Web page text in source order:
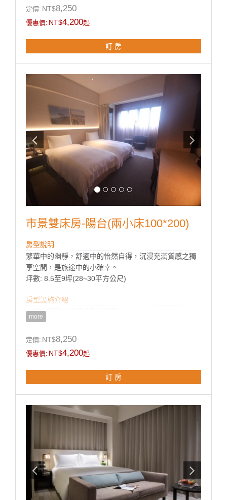
房型設施介紹
客房設施:
險箱、吹風機、快煮壺、室內拖鞋、瓶裝水、無線
定價: NT$8,250
優惠價: NT$4,200起
訂 房
市景雙床房-陽台(兩小床100*200)
房型說明
繁華中的幽靜，舒適中的怡然自得，沉浸充滿質感之獨
享空間，是旅途中的小確幸。
坪數: 8.5至9坪(28~30平方公尺)
房型設施介紹
※部分客房有乾濕分離淋浴間
客房設施:
非露天陽台、浴缸、空調、液晶電視、節能小冰箱、保
險箱、吹風機、快煮壺、室內拖鞋、瓶裝水、無線
WiFi、燙衣設備(依需求提供)
more
定價: NT$8,250
優惠價: NT$4,200起
訂 房